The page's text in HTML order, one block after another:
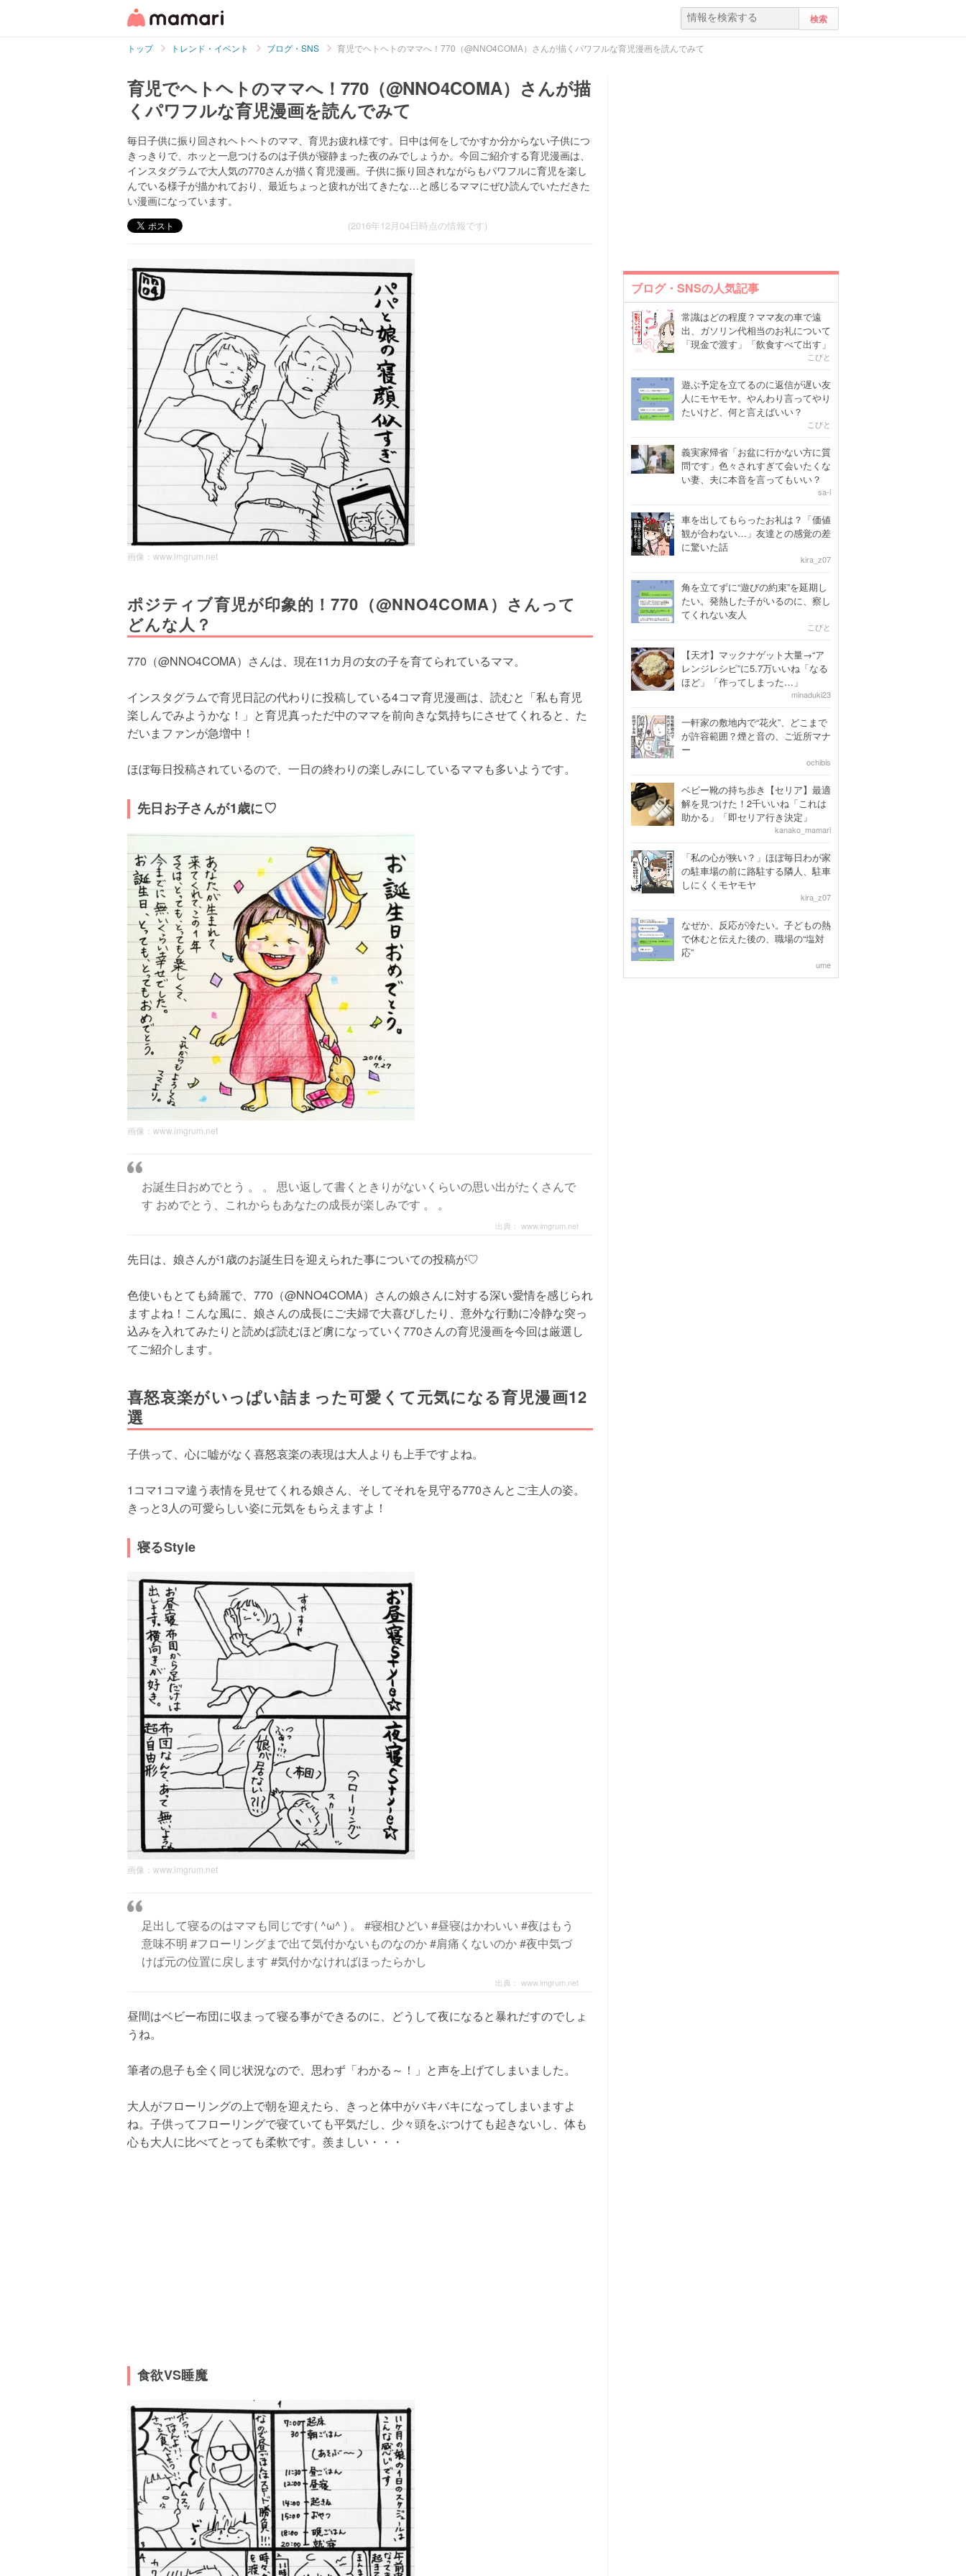
トップ トレンド・イベント ブログ・SNS 育児でヘトヘトのママへ！770（@NNO4COMA）さんが描くパワフルな育児漫画を読んでみて
育児でヘトヘトのママへ！770（@NNO4COMA）さんが描
くパワフルな育児漫画を読んでみて
毎日子供に振り回されヘトヘトのママ、育児お疲れ様です。日中は何をしでかすか分からない子供につ
きっきりで、ホッと一息つけるのは子供が寝静まった夜のみでしょうか。今回ご紹介する育児漫画は、
インスタグラムで大人気の770さんが描く育児漫画。子供に振り回されながらもパワフルに育児を楽し
んでいる様子が描かれており、最近ちょっと疲れが出てきたな…と感じるママにぜひ読んでいただきた
い漫画になっています。
(2016年12月04日時点の情報です)
画像： www.imgrum.net
ポジティブ育児が印象的！770（@NNO4COMA）さんって
どんな人？
770（@NNO4COMA）さんは、現在11カ月の女の子を育てられているママ。
インスタグラムで育児日記の代わりに投稿している4コマ育児漫画は、読むと「私も育児
楽しんでみようかな！」と育児真っただ中のママを前向きな気持ちにさせてくれると、た
だいまファンが急増中！
ほぼ毎日投稿されているので、一日の終わりの楽しみにしているママも多いようです。
先日お子さんが1歳に♡
画像： www.imgrum.net
お誕生日おめでとう 。 。 思い返して書くときりがないくらいの思い出がたくさんで
す おめでとう、これからもあなたの成長が楽しみです 。 。
出典： www.imgrum.net
先日は、娘さんが1歳のお誕生日を迎えられた事についての投稿が♡
色使いもとても綺麗で、770（@NNO4COMA）さんの娘さんに対する深い愛情を感じられ
ますよね！こんな風に、娘さんの成長にご夫婦で大喜びしたり、意外な行動に冷静な突っ
込みを入れてみたりと読めば読むほど虜になっていく770さんの育児漫画を今回は厳選し
てご紹介します。
喜怒哀楽がいっぱい詰まった可愛くて元気になる育児漫画12
選
子供って、心に嘘がなく喜怒哀楽の表現は大人よりも上手ですよね。
1コマ1コマ違う表情を見せてくれる娘さん、そしてそれを見守る770さんとご主人の姿。
きっと3人の可愛らしい姿に元気をもらえますよ！
寝るStyle
画像： www.imgrum.net
足出して寝るのはママも同じです( ^ω^ ) 。 #寝相ひどい #昼寝はかわいい #夜はもう
意味不明 #フローリングまで出て気付かないものなのか #肩痛くないのか #夜中気づ
けば元の位置に戻します #気付かなければほったらかし
出典： www.imgrum.net
昼間はベビー布団に収まって寝る事ができるのに、どうして夜になると暴れだすのでしょ
うね。
筆者の息子も全く同じ状況なので、思わず「わかる～！」と声を上げてしまいました。
大人がフローリングの上で朝を迎えたら、きっと体中がバキバキになってしまいますよ
ね。子供ってフローリングで寝ていても平気だし、少々頭をぶつけても起きないし、体も
心も大人に比べてとっても柔軟です。羨ましい・・・
食欲VS睡魔
ブログ・SNSの人気記事
常識はどの程度？ママ友の車で遠
出、ガソリン代相当のお礼について
「現金で渡す」「飲食すべて出す」
こびと
遊ぶ予定を立てるのに返信が遅い友
人にモヤモヤ。やんわり言ってやり
たいけど、何と言えばいい？
こびと
義実家帰省「お盆に行かない方に質
問です」色々されすぎて会いたくな
い妻、夫に本音を言ってもいい？
sa-i
車を出してもらったお礼は？「価値
観が合わない…」友達との感覚の差
に驚いた話
kira_z07
角を立てずに“遊びの約束”を延期し
たい。発熱した子がいるのに、察し
てくれない友人
こびと
【天才】マックナゲット大量→“ア
レンジレシピ”に5.7万いいね「なる
ほど」「作ってしまった…」
minaduki23
一軒家の敷地内で“花火”、どこまで
が許容範囲？煙と音の、ご近所マナ
ー
ochibis
ベビー靴の持ち歩き【セリア】最適
解を見つけた！2千いいね「これは
助かる」「即セリア行き決定」
kanako_mamari
「私の心が狭い？」ほぼ毎日わが家
の駐車場の前に路駐する隣人、駐車
しにくくモヤモヤ
kira_z07
なぜか、反応が冷たい。子どもの熱
で休むと伝えた後の、職場の“塩対
応”
ume